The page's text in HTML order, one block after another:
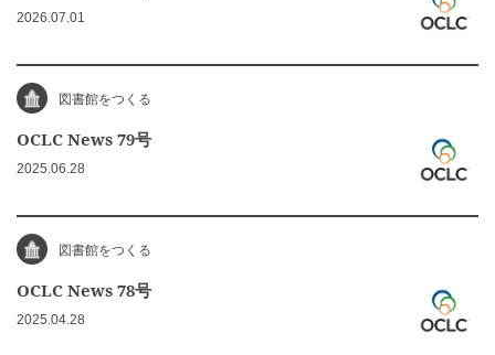
2026.07.01
図書館をつくる
OCLC News 79号
2025.06.28
図書館をつくる
OCLC News 78号
2025.04.28